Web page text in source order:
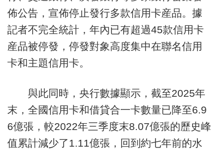
佈公告，宣佈停止發行多款信用卡産品。據
記者不完全統計，年內已有超過45款信用卡
産品被停發，停發對象高度集中在聯名信用
卡和主題信用卡。
與此同時，央行數據顯示，截至2025年
末，全國信用卡和借貸合一卡數量已降至6.9
6億張，較2022年三季度末8.07億張的歷史峰
值累計減少了1.11億張，回到約七年前的水